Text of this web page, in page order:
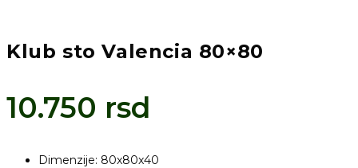
Klub sto Valencia 80×80
10.750 rsd
Dimenzije: 80x80x40